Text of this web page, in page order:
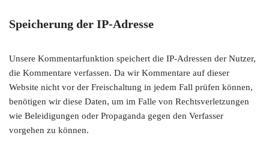
Speicherung der IP-Adresse
Unsere Kommentarfunktion speichert die IP-Adressen der Nutzer,
die Kommentare verfassen. Da wir Kommentare auf dieser
Website nicht vor der Freischaltung in jedem Fall prüfen können,
benötigen wir diese Daten, um im Falle von Rechtsverletzungen
wie Beleidigungen oder Propaganda gegen den Verfasser
vorgehen zu können.